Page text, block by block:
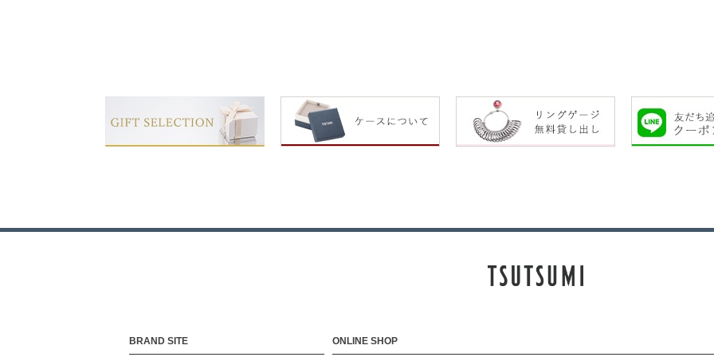
BRAND SITE ONLINE SHOP